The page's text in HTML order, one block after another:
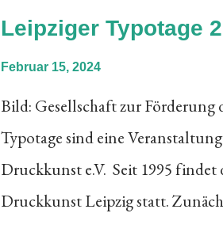
Akteurinnen und Akteure, für
Entstehungsprozess liegt und
auch Passantinnen und
kreativer Gestaltung direkt sicht-
Bern informiert auf seiner
bis zum 25...
Leipziger Typotage
Februar 15, 2024
Bild: Gesellschaft zur Förderung
Typotage sind eine
Druckkunst e.V. Seit 1995
Druckkunst Leipzig statt.